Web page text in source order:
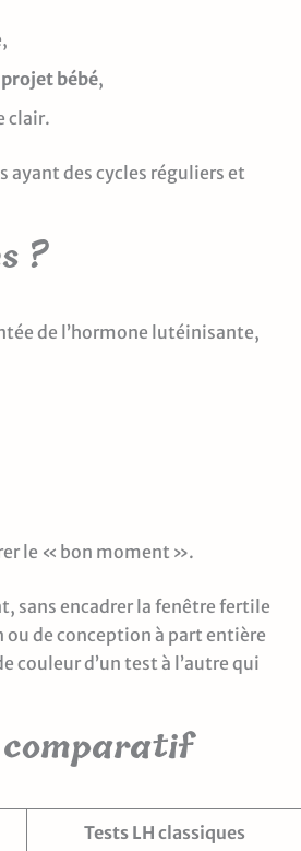
projet bébé,
clair.
des cycles réguliers et
?
de l’hormone lutéinisante,
le « bon moment ».
sans encadrer la fenêtre fertile
de conception à part entière
couleur d’un test à l’autre qui
Tests LH classiques